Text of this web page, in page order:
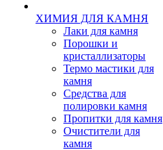
ХИМИЯ ДЛЯ КАМНЯ
Лаки для камня
Порошки и
кристаллизаторы
Термо мастики для
камня
Средства для
полировки камня
Пропитки для камня
Очистители для
камня